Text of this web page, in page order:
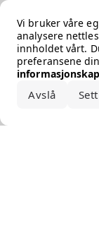
Vi bruker våre
analysere
innholdet vårt.
preferansene
Avslå
Error